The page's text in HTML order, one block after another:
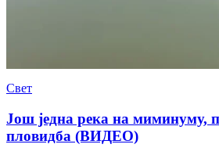
Свет
Још једна река на миминуму,
пловидба (ВИДЕО)